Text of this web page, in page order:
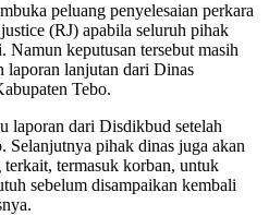
peluang penyelesaian perkara
(RJ) apabila seluruh pihak
Namun keputusan tersebut masih
laporan lanjutan dari Dinas
Tebo.
laporan dari Disdikbud setelah
Selanjutnya pihak dinas juga akan
termasuk korban, untuk
sebelum disampaikan kembali